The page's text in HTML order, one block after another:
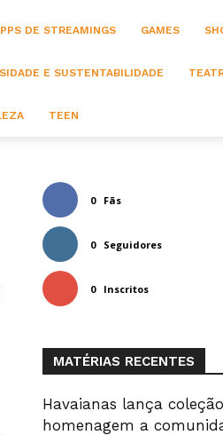
DE STREAMINGS GAMES
E SUSTENTABILIDADE
TEEN
0 Fãs
0 Seguidores
0 Inscritos
MATÉRIAS RECENTES
Havaianas lança
homenagem a